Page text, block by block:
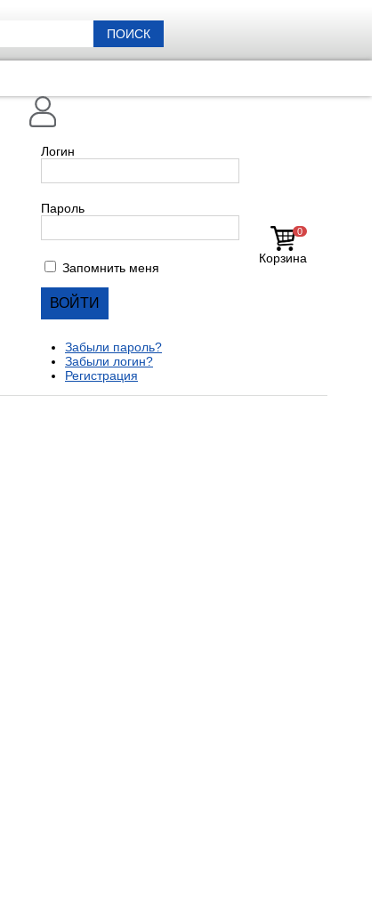
ПОИСК
0
Корзина
Логин
Пароль
Запомнить меня
Забыли пароль?
Забыли логин?
Регистрация